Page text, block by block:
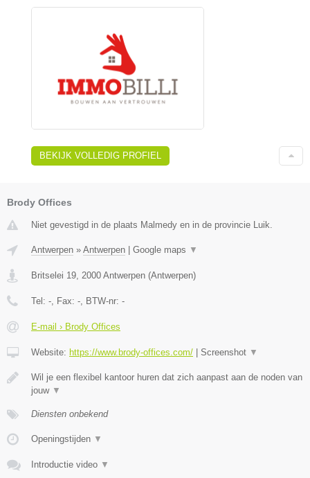
BEKIJK VOLLEDIG PROFIEL
Brody Offices
Niet gevestigd in de plaats Malmedy en in de provincie Luik.
Antwerpen » Antwerpen Google maps ▼
Britselei 19, 2000 Antwerpen (Antwerpen)
Tel: -, Fax: -, BTW-nr: -
E-mail › Brody Offices
Website: https://www.brody-offices.com/ Screenshot ▼
Wil je een flexibel kantoor huren dat zich aanpast aan de noden van
jouw ▼
Diensten onbekend
Openingstijden ▼
Introductie video ▼